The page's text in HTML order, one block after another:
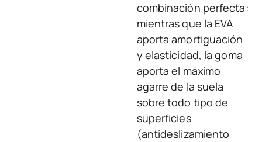
combinación perfecta:
mientras que la EVA
aporta amortiguación
y elasticidad, la goma
aporta el máximo
agarre de la suela
sobre todo tipo de
superficies
(antideslizamiento